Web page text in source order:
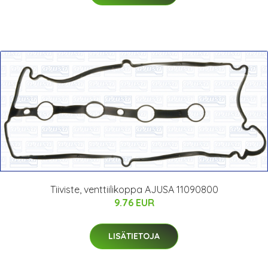
Tiiviste, venttiilikoppa AJUSA 11090800
9.76 EUR
LISÄTIETOJA